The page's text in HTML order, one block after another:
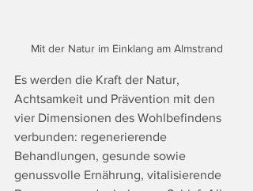
Mit der Natur im Einklang am Almstrand
Es werden die Kraft der Natur,
Achtsamkeit und Prävention mit den
vier Dimensionen des Wohlbefindens
verbunden: regenerierende
Behandlungen, gesunde sowie
genussvolle Ernährung, vitalisierende